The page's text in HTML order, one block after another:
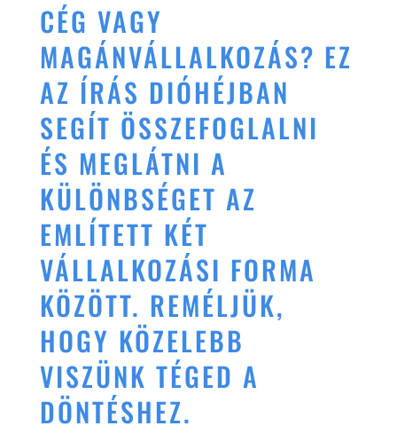
CÉG VAGY
MAGÁNVÁLLALKOZÁS? EZ
AZ ÍRÁS DIÓHÉJBAN
SEGÍT ÖSSZEFOGLALNI
ÉS MEGLÁTNI A
KÜLÖNBSÉGET AZ
EMLÍTETT KÉT
VÁLLALKOZÁSI FORMA
KÖZÖTT. REMÉLJÜK,
HOGY KÖZELEBB
VISZÜNK TÉGED A
DÖNTÉSHEZ.